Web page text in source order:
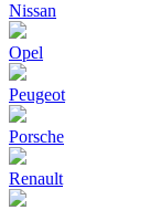
Nissan
Opel
Peugeot
Porsche
Renault